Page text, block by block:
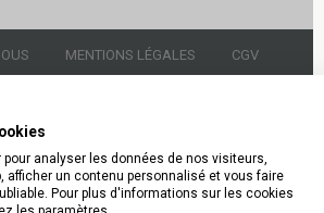
MENTIONS LÉGALES CGV
Godot & Fils Panthéon
Paris 01.43.54.96.20
pour analyser les données de nos visiteurs,
afficher un contenu personnalisé et vous faire
Pour plus d'informations sur les cookies